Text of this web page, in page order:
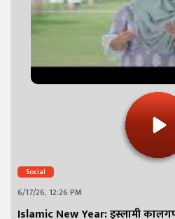
Social
6/17/26, 12:26 PM
Islamic New Year: इस्लामी